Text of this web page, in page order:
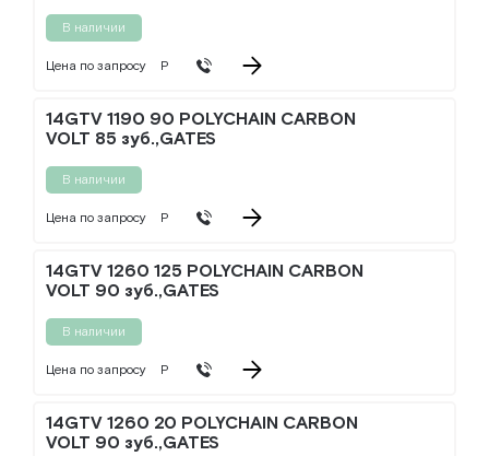
В наличии
Цена по запросу Р
14GTV 1190 90 POLYCHAIN CARBON
VOLT 85 зуб.,GATES
В наличии
Цена по запросу Р
14GTV 1260 125 POLYCHAIN CARBON
VOLT 90 зуб.,GATES
В наличии
Цена по запросу Р
14GTV 1260 20 POLYCHAIN CARBON
VOLT 90 зуб.,GATES